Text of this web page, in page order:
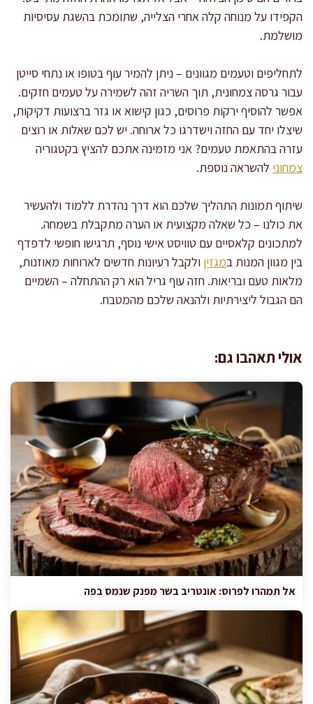
הקפידו על מנוחה קלה אחרי הצלייה, שתומכת בהשגת עסיסיות
מושלמת.
לתחליפים וטעמים מגוונים – ניתן להמיר עוף בטופו או נתחי סייטן
עבור גרסה צמחונית, תוך השריה זהה לשמירה על טעמים חזקים.
אפשר להוסיף ירקות פרוסים, כגון קישוא או גזר ברצועות דקיקות,
שיצלו יחד עם החזה וישדרגו כל ארוחה. יש לכם שאלות או רוצים
עזרה בהתאמת טעמים? אני מזמינה אתכם להציץ בקטגוריה
צמחוני להשראה נוספת.
שיתוף תמונות התהליך שלכם הוא דרך נהדרת ללמוד ולהעשיר
את כולנו – כל שאלה מקצועית או הערה מתקבלת בשמחה.
למתכונים קלאסיים עם טוויסט אישי נוסף, תרגישו חופשי לדפדף
בין מגוון המנות במגזין ולקבל רעיונות חדשים לארוחות מאוזנות,
מלאות טעם ובריאות. חזה עוף גריל הוא רק ההתחלה – השמיים
הם הגבול ליצירתיות ולהנאה שלכם מהמטבח.
אולי תאהבו גם:
אל תמהרו לפרוס: אונטריב בשר מפנק שנמס בפה